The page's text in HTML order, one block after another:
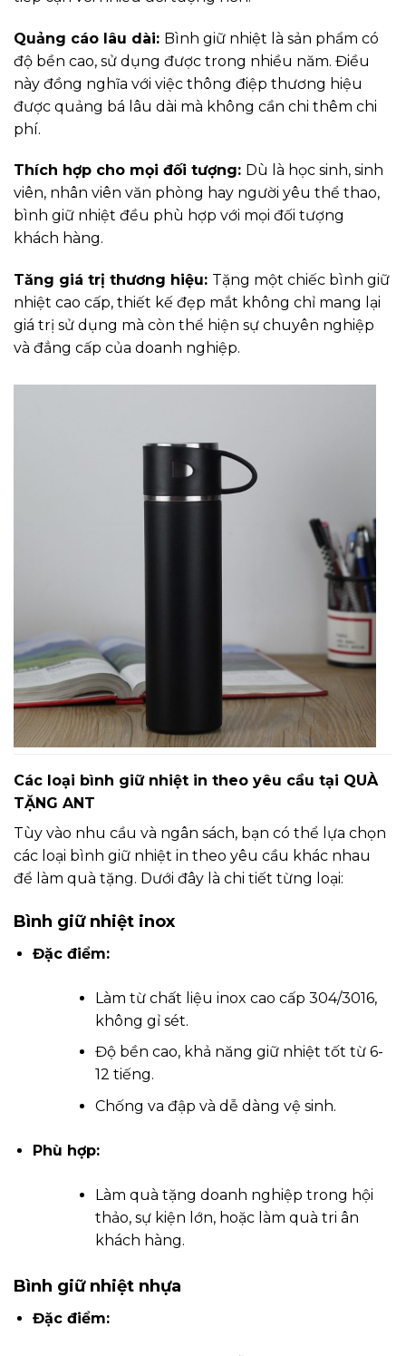
Quảng cáo lâu dài: Bình giữ nhiệt là sản phẩm có
độ bền cao, sử dụng được trong nhiều năm. Điều
này đồng nghĩa với việc thông điệp thương hiệu
được quảng bá lâu dài mà không cần chi thêm chi
phí.
Thích hợp cho mọi đối tượng: Dù là học sinh, sinh
viên, nhân viên văn phòng hay người yêu thể thao,
bình giữ nhiệt đều phù hợp với mọi đối tượng
khách hàng.
Tăng giá trị thương hiệu: Tặng một chiếc bình giữ
nhiệt cao cấp, thiết kế đẹp mắt không chỉ mang lại
giá trị sử dụng mà còn thể hiện sự chuyên nghiệp
và đẳng cấp của doanh nghiệp.
Các loại bình giữ nhiệt in theo yêu cầu tại QUÀ
TẶNG ANT
Tùy vào nhu cầu và ngân sách, bạn có thể lựa chọn
các loại bình giữ nhiệt in theo yêu cầu khác nhau
để làm quà tặng. Dưới đây là chi tiết từng loại:
Bình giữ nhiệt inox
Đặc điểm:
Làm từ chất liệu inox cao cấp 304/3016,
không gỉ sét.
Độ bền cao, khả năng giữ nhiệt tốt từ 6-
12 tiếng.
Chống va đập và dễ dàng vệ sinh.
Phù hợp:
Làm quà tặng doanh nghiệp trong hội
thảo, sự kiện lớn, hoặc làm quà tri ân
khách hàng.
Bình giữ nhiệt nhựa
Đặc điểm: